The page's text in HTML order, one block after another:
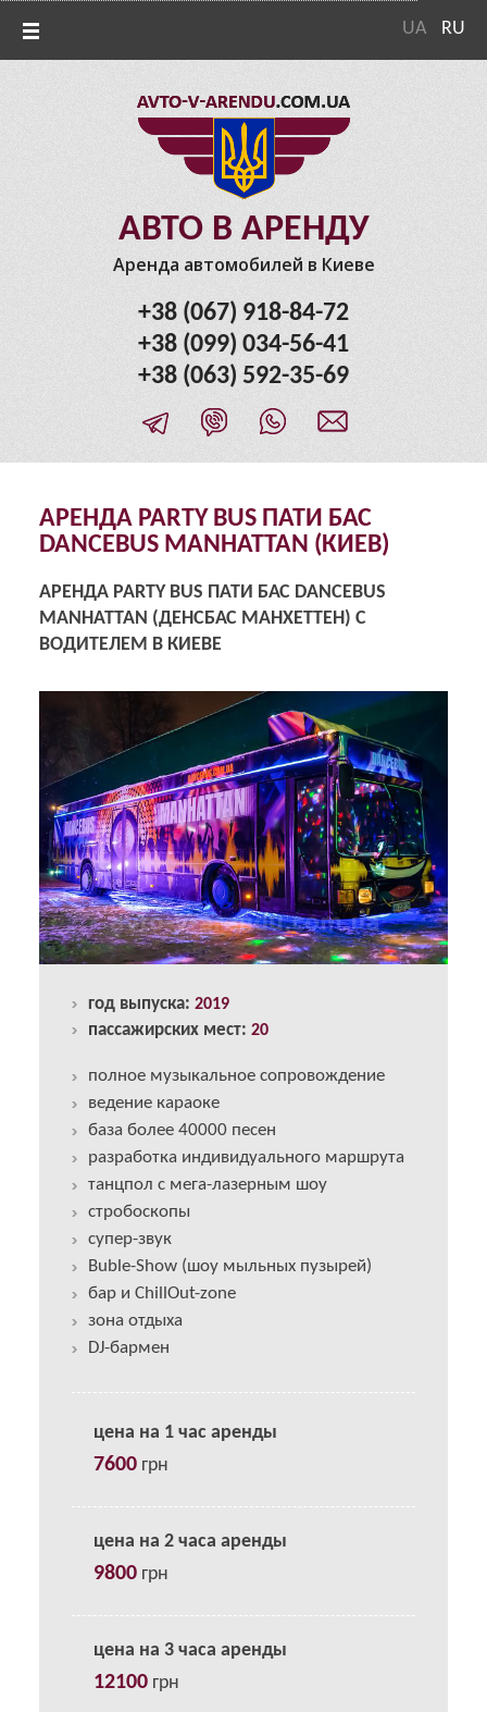
UA RU
АВТО В АРЕНДУ
Аренда автомобилей в Киеве
+38 (067) 918-84-72
+38 (099) 034-56-41
+38 (063) 592-35-69
АРЕНДА PARTY BUS ПАТИ БАС
DANCEBUS MANHATTAN (КИЕВ)
АРЕНДА PARTY BUS ПАТИ БАС DANCEBUS
MANHATTAN (ДЕНСБАС МАНХЕТТЕН) С
ВОДИТЕЛЕМ В КИЕВЕ
год выпуска:2019
пассажирских мест:20
полное музыкальное сопровождение
ведение караоке
база более 40000 песен
разработка индивидуального маршрута
танцпол с мега-лазерным шоу
стробоскопы
супер-звук
Buble-Show (шоу мыльных пузырей)
бар и ChillOut-zone
зона отдыха
DJ-бармен
цена на 1 час аренды
7600 грн
цена на 2 часа аренды
9800 грн
цена на 3 часа аренды
12100 грн